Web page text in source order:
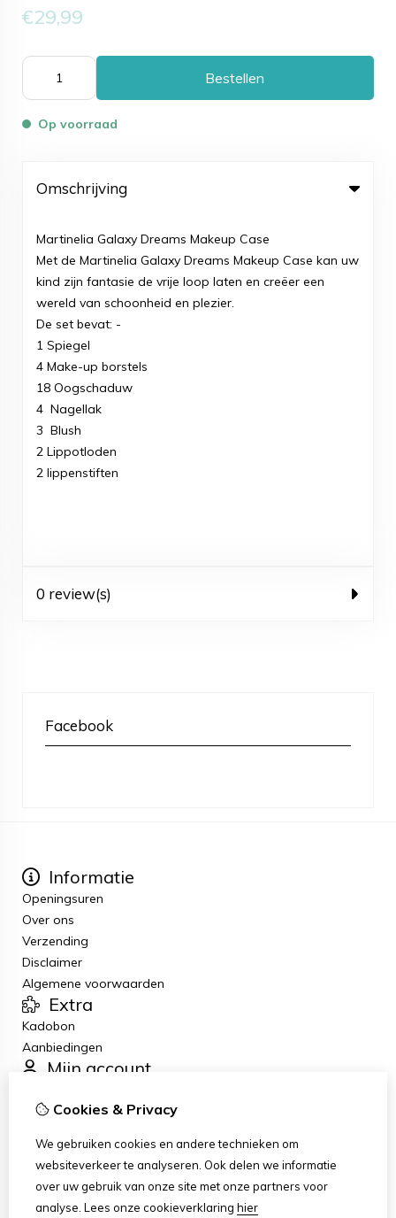
€29,99
Bestellen
Op voorraad
Omschrijving
Martinelia Galaxy Dreams Makeup Case
Met de Martinelia Galaxy Dreams Makeup Case kan uw
kind zijn fantasie de vrije loop laten en creëer een
wereld van schoonheid en plezier.
De set bevat: -
1 Spiegel
4 Make-up borstels
18 Oogschaduw
4 Nagellak
3 Blush
2 Lippotloden
2 lippenstiften
0 review(s)
Facebook
Informatie
Openingsuren
Over ons
Verzending
Disclaimer
Algemene voorwaarden
Extra
Kadobon
Aanbiedingen
Mijn account
Bestelhistorie
Nieuwsbrief
Klantenservice
Contact
Cookies & Privacy
We gebruiken cookies en andere technieken om
websiteverkeer te analyseren. Ook delen we informatie
over uw gebruik van onze site met onze partners voor
analyse. Lees onze cookieverklaring hier